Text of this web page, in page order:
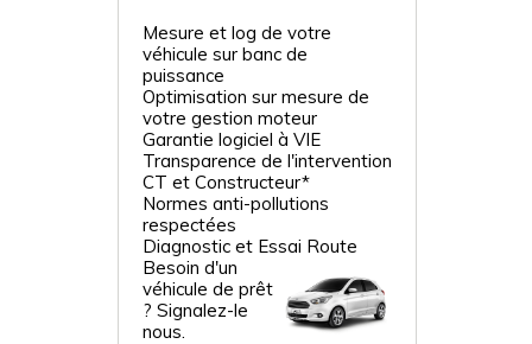
Mesure et log de votre
véhicule sur banc de
puissance
Optimisation sur mesure de
votre gestion moteur
Garantie logiciel à VIE
Transparence de l'intervention
CT et Constructeur*
Normes anti-pollutions
respectées
Diagnostic et Essai Route
Besoin d'un
véhicule de prêt
? Signalez-le
nous.